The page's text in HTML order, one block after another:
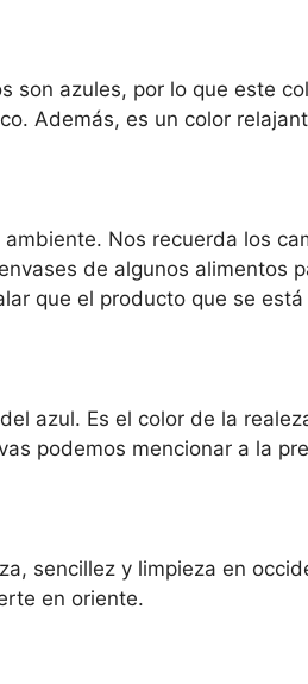
son azules, por lo que este
Además, es un color
Nos recuerda los
de algunos alimentos
que el producto que se
azul. Es el color de la
podemos mencionar a la
sencillez y limpieza en
en oriente.